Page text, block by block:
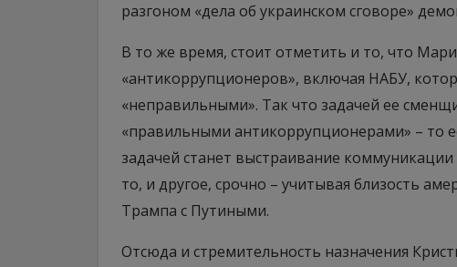
разгоном «дела об украинском сговоре»
В то же время, стоит отметить и то, что
«антикоррупционеров», включая НАБУ,
«неправильными». Так что задачей ее
«правильными антикоррупционерами» – то
задачей станет выстраивание
то, и другое, срочно – учитывая близость
Трампа с Путиными.
Отсюда и стремительность назначения